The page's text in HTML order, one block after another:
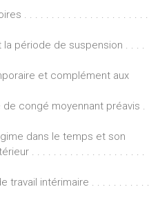
. . . . . . . . . . . . . . . . . . . . . . .
période de suspension . . . .
et complément aux
congé moyennant préavis .
dans le temps et son
. . . . . . . . . . . . . . . . . . . . .
travail intérimaire . . . . . . . . . . .